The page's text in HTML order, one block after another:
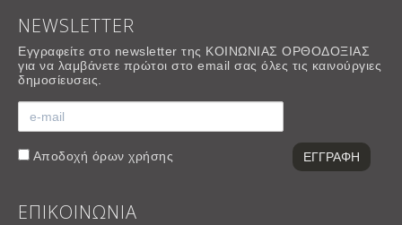
NEWSLETTER
Εγγραφείτε στο newsletter της ΚΟΙΝΩΝΙΑΣ ΟΡΘΟΔΟΞΙΑΣ
για να λαμβάνετε πρώτοι στο email σας όλες τις καινούργιες
δημοσίευσεις.
Αποδοχή όρων χρήσης
ΕΠΙΚΟΙΝΩΝΙΑ